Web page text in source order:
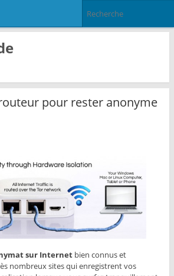
pour rester anonyme
sur Internetbien connus et
nombreux sites qui enregistrent vos